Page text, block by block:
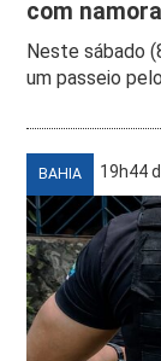
com
Neste sábado
um passeio
BAHIA 19h44